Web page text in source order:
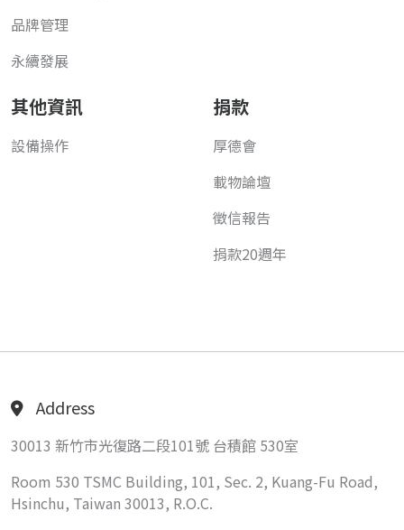
品牌管理
永續發展
其他資訊
設備操作
捐款
厚德會
載物論壇
徵信報告
捐款20週年
Address
30013 新竹市光復路二段101號 台積館 530室
Room 530 TSMC Building, 101, Sec. 2, Kuang-Fu Road,
Hsinchu, Taiwan 30013, R.O.C.